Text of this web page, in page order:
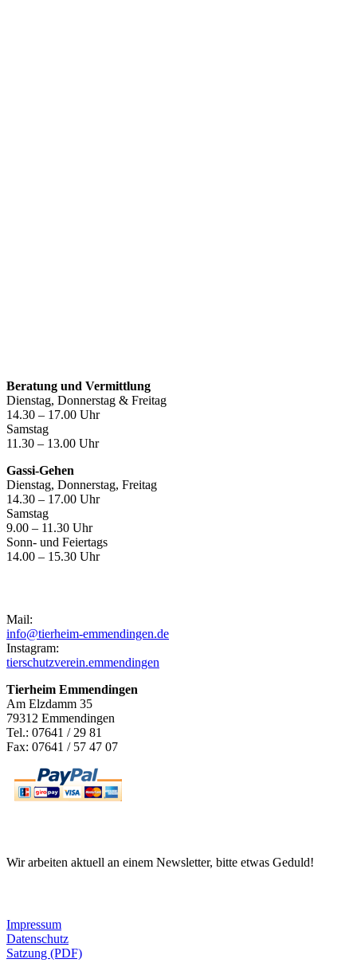
Beratung und Vermittlung
Dienstag, Donnerstag & Freitag
14.30 – 17.00 Uhr
Samstag
11.30 – 13.00 Uhr
Gassi-Gehen
Dienstag, Donnerstag, Freitag
14.30 – 17.00 Uhr
Samstag
9.00 – 11.30 Uhr
Sonn- und Feiertags
14.00 – 15.30 Uhr
Mail:
info@tierheim-emmendingen.de
Instagram:
tierschutzverein.emmendingen
Tierheim Emmendingen
Am Elzdamm 35
79312 Emmendingen
Tel.: 07641 / 29 81
Fax: 07641 / 57 47 07
Wir arbeiten aktuell an einem Newsletter, bitte etwas Geduld!
Impressum
Datenschutz
Satzung (PDF)